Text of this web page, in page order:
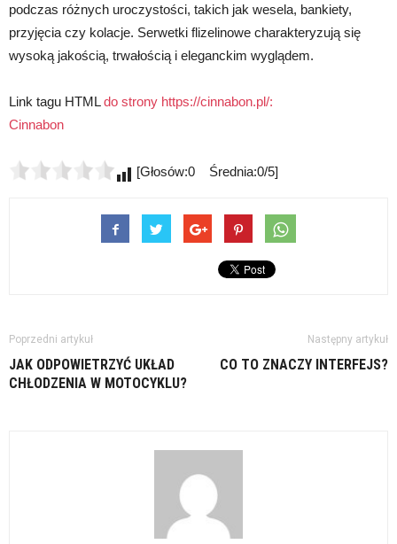
podczas różnych uroczystości, takich jak wesela, bankiety,
przyjęcia czy kolacje. Serwetki flizelinowe charakteryzują się
wysoką jakością, trwałością i eleganckim wyglądem.
Link tagu HTMLdo strony https://cinnabon.pl/:
Cinnabon
[Głosów:0 Średnia:0/5]
Poprzedni artykuł
JAK ODPOWIETRZYĆ UKŁAD
CHŁODZENIA W MOTOCYKLU?
Następny artykuł
CO TO ZNACZY INTERFEJS?